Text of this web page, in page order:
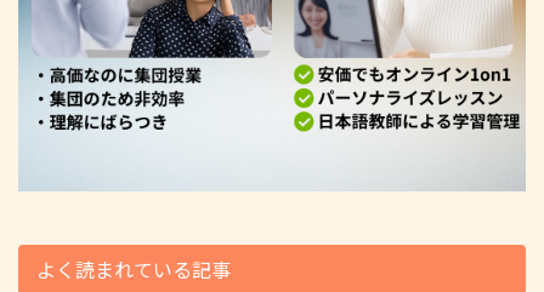
よく読まれている記事